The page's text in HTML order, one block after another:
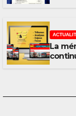
La